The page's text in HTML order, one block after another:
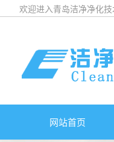
欢迎进入青岛洁净净化技
网站首页